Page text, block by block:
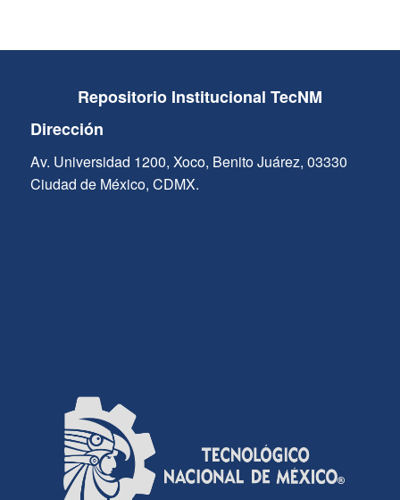
Repositorio Institucional TecNM
Dirección
Av. Universidad 1200, Xoco, Benito Juárez, 03330
Ciudad de México, CDMX.